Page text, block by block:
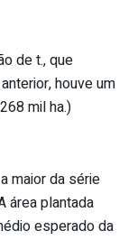
de t., que
houve um
mil ha.)
maior da série
área plantada
esperado da